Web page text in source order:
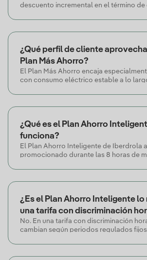
descuento incremental en el término de
30% de descuento en el quinto año.
¿Qué perfil de cliente
Plan Más Ahorro?
El Plan Más Ahorro encaja
con consumo eléctrico estable a lo
incremental hasta un 30% en el término
¿Qué es el Plan Ahorro
funciona?
El Plan Ahorro Inteligente de Iberdrola
promocionado durante las 8 horas de
15% de descuento sobre el consumo
previsibles.
¿Es el Plan Ahorro Inteligente lo
una tarifa con discriminación
No. En una tarifa con discriminación
cambian según periodos regulados
automáticamente en las 8 horas de